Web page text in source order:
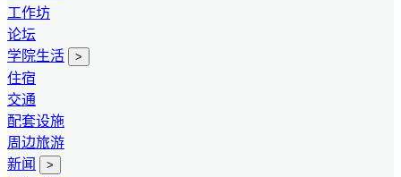
工作坊
论坛
学院生活
>
住宿
交通
配套设施
周边旅游
新闻
>